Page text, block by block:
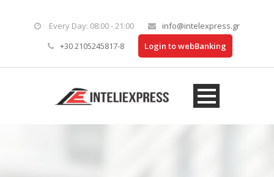
Every Day: 08:00 - 21:00
info@intelexpress.gr
+30 2105245817-8
Login to webBanking